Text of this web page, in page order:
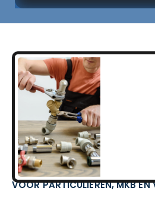
VOOR PARTICULIEREN, MKB EN